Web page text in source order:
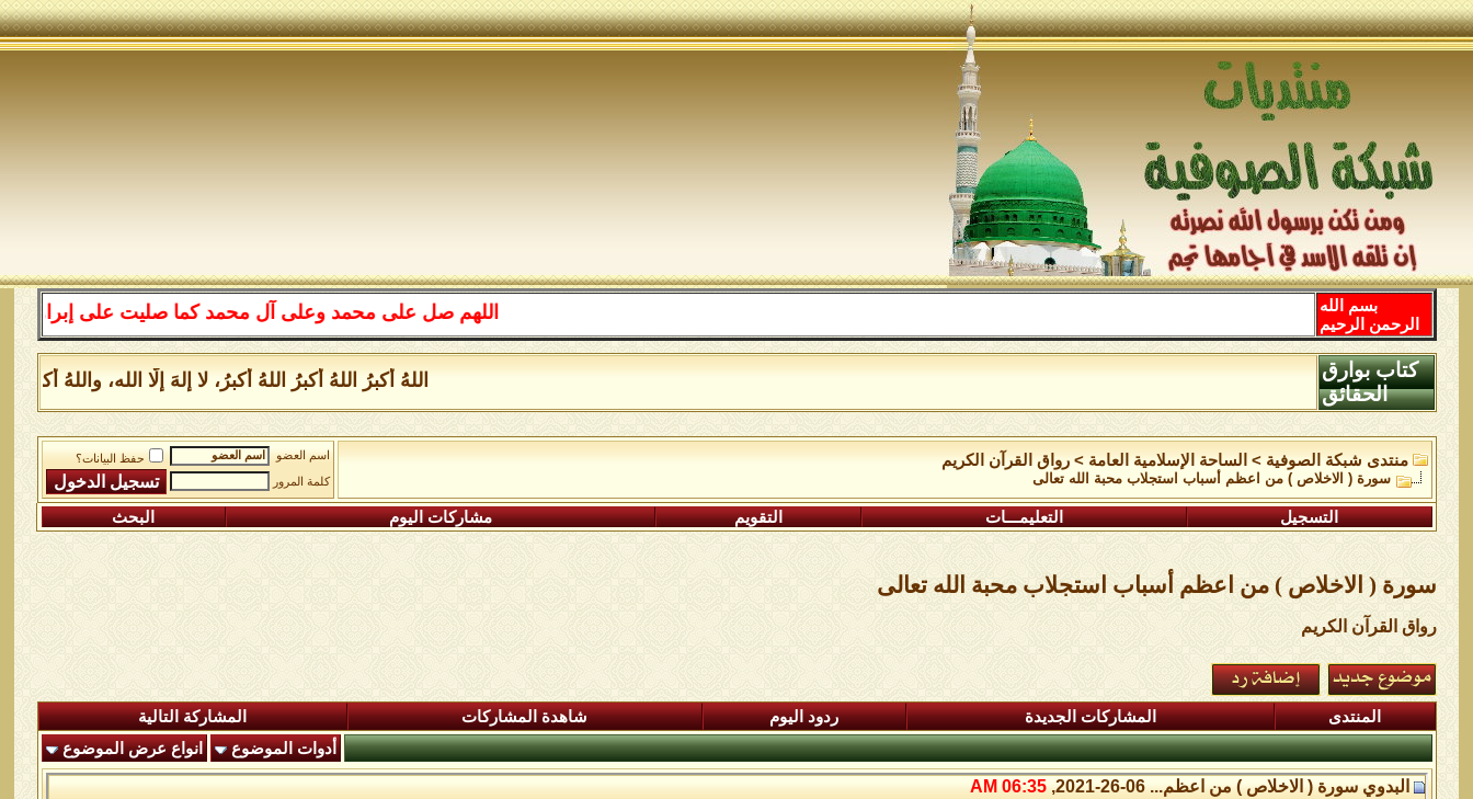
اللهم صل على محمد وعلى آل محمد كما صليت على إبراهيم وعلى آل
بسم الله
الرحمن الرحيم
اللهُ أكبرُ اللهُ أكبرُ اللهُ أكبرُ، لا إلهَ إلَّا الله، واللهُ أكبر
كتاب بوارق
الحقائق
منتدى شبكة الصوفية > الساحة اﻹسلامية العامة >رواق القرآن الكريم
سورة ( الاخلاص ) من اعظم أسباب استجلاب محبة الله تعالى
اسم العضو
حفظ البيانات؟
كلمة المرور
التسجيل التعليمـــات التقويم مشاركات اليوم البحث
سورة ( الاخلاص ) من اعظم أسباب استجلاب محبة الله تعالى
رواق القرآن الكريم
المنتدى المشاركات الجديدة ردود اليوم شاهدة المشاركات
المشاركة التالية
أدوات الموضوع
انواع عرض الموضوع
البدوي سورة ( الاخلاص ) من اعظم...06-26-2021,
06:35 AM